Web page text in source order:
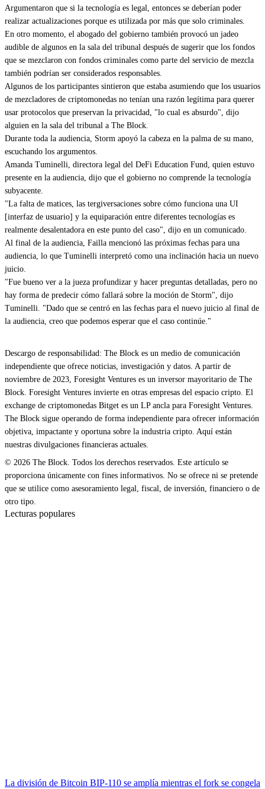
Argumentaron que si la tecnología es legal, entonces se deberían poder
realizar actualizaciones porque es utilizada por más que solo criminales.
En otro momento, el abogado del gobierno también provocó un jadeo
audible de algunos en la sala del tribunal después de sugerir que los fondos
que se mezclaron con fondos criminales como parte del servicio de mezcla
también podrían ser considerados responsables.
Algunos de los participantes sintieron que estaba asumiendo que los usuarios
de mezcladores de criptomonedas no tenían una razón legítima para querer
usar protocolos que preservan la privacidad, "lo cual es absurdo", dijo
alguien en la sala del tribunal a The Block.
Durante toda la audiencia, Storm apoyó la cabeza en la palma de su mano,
escuchando los argumentos.
Amanda Tuminelli, directora legal del DeFi Education Fund, quien estuvo
presente en la audiencia, dijo que el gobierno no comprende la tecnología
subyacente.
"La falta de matices, las tergiversaciones sobre cómo funciona una UI
[interfaz de usuario] y la equiparación entre diferentes tecnologías es
realmente desalentadora en este punto del caso", dijo en un comunicado.
Al final de la audiencia, Failla mencionó las próximas fechas para una
audiencia, lo que Tuminelli interpretó como una inclinación hacia un nuevo
juicio.
"Fue bueno ver a la jueza profundizar y hacer preguntas detalladas, pero no
hay forma de predecir cómo fallará sobre la moción de Storm", dijo
Tuminelli. "Dado que se centró en las fechas para el nuevo juicio al final de
la audiencia, creo que podemos esperar que el caso continúe."
Descargo de responsabilidad: The Block es un medio de comunicación
independiente que ofrece noticias, investigación y datos. A partir de
noviembre de 2023, Foresight Ventures es un inversor mayoritario de The
Block. Foresight Ventures invierte en otras empresas del espacio cripto. El
exchange de criptomonedas Bitget es un LP ancla para Foresight Ventures.
The Block sigue operando de forma independiente para ofrecer información
objetiva, impactante y oportuna sobre la industria cripto. Aquí están
nuestras divulgaciones financieras actuales.
© 2026 The Block. Todos los derechos reservados. Este artículo se
proporciona únicamente con fines informativos. No se ofrece ni se pretende
que se utilice como asesoramiento legal, fiscal, de inversión, financiero o de
otro tipo.
Lecturas populares
La división de Bitcoin BIP-110 se amplía mientras el fork se congela